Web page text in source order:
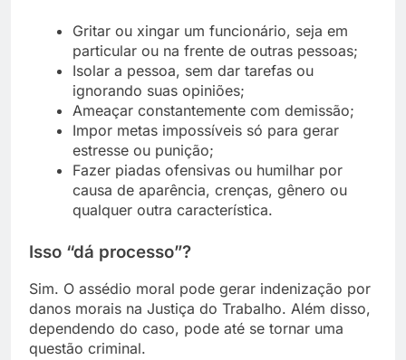
Gritar ou xingar um funcionário, seja em
particular ou na frente de outras pessoas;
Isolar a pessoa, sem dar tarefas ou
ignorando suas opiniões;
Ameaçar constantemente com demissão;
Impor metas impossíveis só para gerar
estresse ou punição;
Fazer piadas ofensivas ou humilhar por
causa de aparência, crenças, gênero ou
qualquer outra característica.
Isso “dá processo”?
Sim. O assédio moral pode gerar indenização por
danos morais na Justiça do Trabalho. Além disso,
dependendo do caso, pode até se tornar uma
questão criminal.